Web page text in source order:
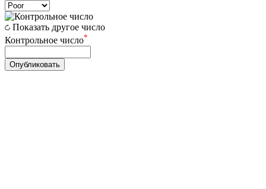
Показать другое число
Контрольное число*